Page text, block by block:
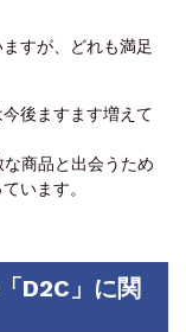
すが、どれも満足
後ますます増えて
商品と出会うため
います。
D2C」に関